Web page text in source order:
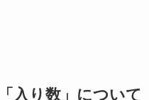
入り数」について